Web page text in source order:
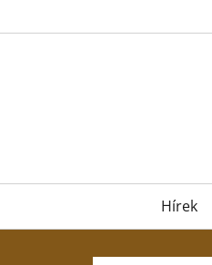
to
Primary
menu
Hírek